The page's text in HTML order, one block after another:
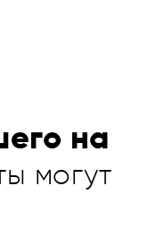
на
могут